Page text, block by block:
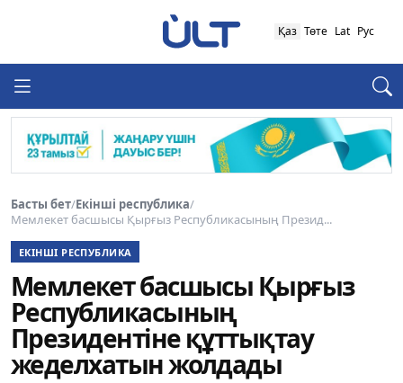
Қаз Төте Lat Рус
Басты бет/Екінші республика/
Мемлекет басшысы Қырғыз Республикасының Презид...
ЕКІНШІ РЕСПУБЛИКА
Мемлекет басшысы Қырғыз
Республикасының
Президентіне құттықтау
жеделхатын жолдады